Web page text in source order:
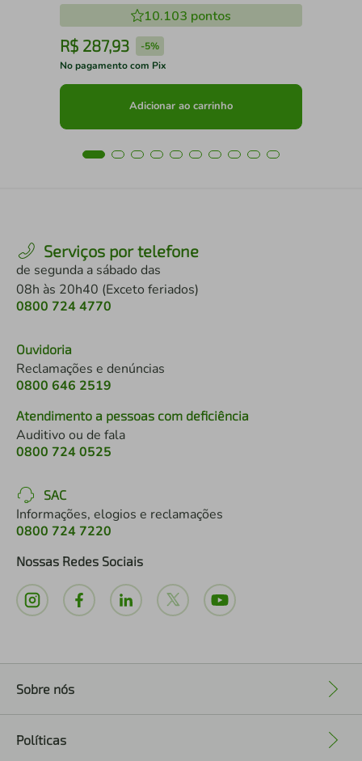
10.103 pontos
R$ 287,93 -5%
No pagamento com Pix
Adicionar ao carrinho
Serviços por telefone
de segunda a sábado das
08h às 20h40 (Exceto feriados)
0800 724 4770
Ouvidoria
Reclamações e denúncias
0800 646 2519
Atendimento a pessoas com deficiência
Auditivo ou de fala
0800 724 0525
SAC
Informações, elogios e reclamações
0800 724 7220
Nossas Redes Sociais
Sobre nós
Políticas